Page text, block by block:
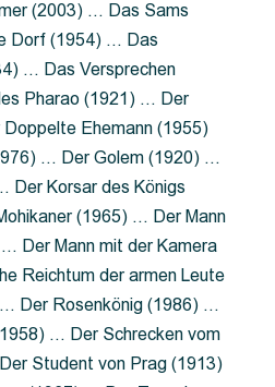
(2003) … Das Sams
Dorf (1954) … Das
… Das Versprechen
Pharao (1921) … Der
Ehemann (1955)
… Der Golem (1920) …
Der Korsar des Königs
(1965) … Der Mann
Der Mann mit der Kamera
Reichtum der armen Leute
Der Rosenkönig (1986) …
… Der Schrecken vom
Student von Prag (1913)